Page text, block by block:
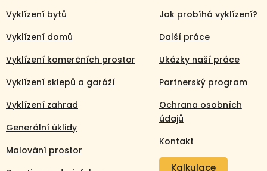
Vyklízení bytů
Vyklízení domů
Vyklízení komerčních prostor
Vyklízení sklepů a garáží
Vyklízení zahrad
Generální úklidy
Malování prostor
Jak probíhá vyklízení?
Další práce
Ukázky naší práce
Partnerský program
Ochrana osobních
údajů
Kontakt
Kalkulace